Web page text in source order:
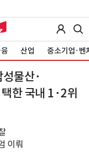
산업 중소기업·벤
물산·
한 국내 1·2위
이뤄